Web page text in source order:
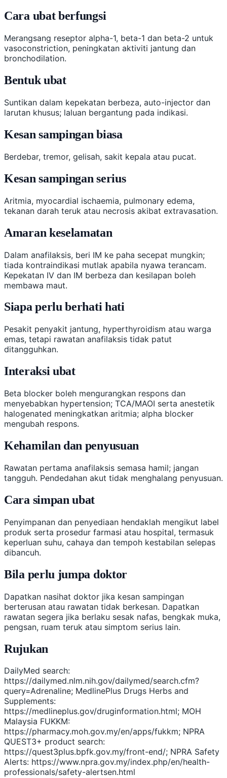
Cara ubat berfungsi
Merangsang reseptor alpha-1, beta-1 dan beta-2 untuk
vasoconstriction, peningkatan aktiviti jantung dan
bronchodilation.
Bentuk ubat
Suntikan dalam kepekatan berbeza, auto-injector dan
larutan khusus; laluan bergantung pada indikasi.
Kesan sampingan biasa
Berdebar, tremor, gelisah, sakit kepala atau pucat.
Kesan sampingan serius
Aritmia, myocardial ischaemia, pulmonary edema,
tekanan darah teruk atau necrosis akibat extravasation.
Amaran keselamatan
Dalam anafilaksis, beri IM ke paha secepat mungkin;
tiada kontraindikasi mutlak apabila nyawa terancam.
Kepekatan IV dan IM berbeza dan kesilapan boleh
membawa maut.
Siapa perlu berhati hati
Pesakit penyakit jantung, hyperthyroidism atau warga
emas, tetapi rawatan anafilaksis tidak patut
ditangguhkan.
Interaksi ubat
Beta blocker boleh mengurangkan respons dan
menyebabkan hypertension; TCA/MAOI serta anestetik
halogenated meningkatkan aritmia; alpha blocker
mengubah respons.
Kehamilan dan penyusuan
Rawatan pertama anafilaksis semasa hamil; jangan
tangguh. Pendedahan akut tidak menghalang penyusuan.
Cara simpan ubat
Penyimpanan dan penyediaan hendaklah mengikut label
produk serta prosedur farmasi atau hospital, termasuk
keperluan suhu, cahaya dan tempoh kestabilan selepas
dibancuh.
Bila perlu jumpa doktor
Dapatkan nasihat doktor jika kesan sampingan
berterusan atau rawatan tidak berkesan. Dapatkan
rawatan segera jika berlaku sesak nafas, bengkak muka,
pengsan, ruam teruk atau simptom serius lain.
Rujukan
DailyMed search:
https://dailymed.nlm.nih.gov/dailymed/search.cfm?
query=Adrenaline; MedlinePlus Drugs Herbs and
Supplements:
https://medlineplus.gov/druginformation.html; MOH
Malaysia FUKKM:
https://pharmacy.moh.gov.my/en/apps/fukkm; NPRA
QUEST3+ product search:
https://quest3plus.bpfk.gov.my/front-end/; NPRA Safety
Alerts: https://www.npra.gov.my/index.php/en/health-
professionals/safety-alertsen.html